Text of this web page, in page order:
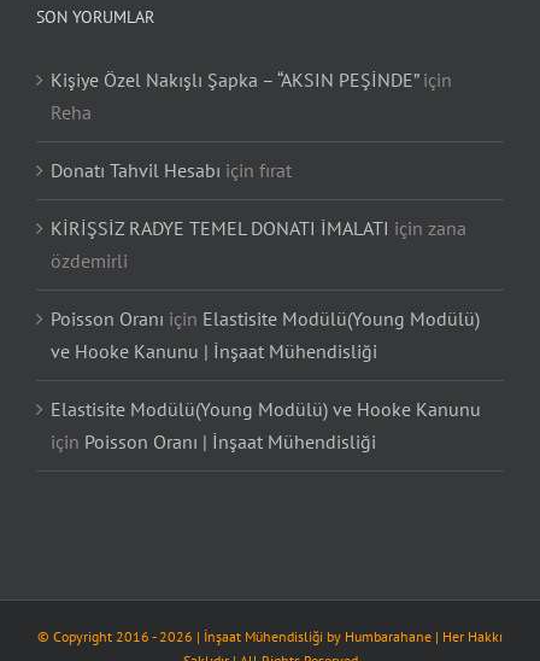
SON YORUMLAR
Kişiye Özel Nakışlı Şapka – “AKSIN PEŞİNDE”için
Reha
Donatı Tahvil Hesabı için fırat
KİRİŞSİZ RADYE TEMEL DONATI İMALATI için zana
özdemirli
Poisson Oranı için Elastisite Modülü(Young Modülü)
ve Hooke Kanunu | İnşaat Mühendisliği
Elastisite Modülü(Young Modülü) ve Hooke Kanunu
için Poisson Oranı | İnşaat Mühendisliği
© Copyright 2016 - 2026 | İnşaat Mühendisliği by Humbarahane | Her Hakkı